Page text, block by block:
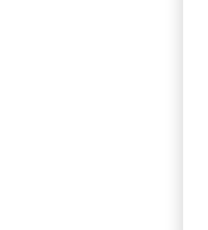
le moyen... sa